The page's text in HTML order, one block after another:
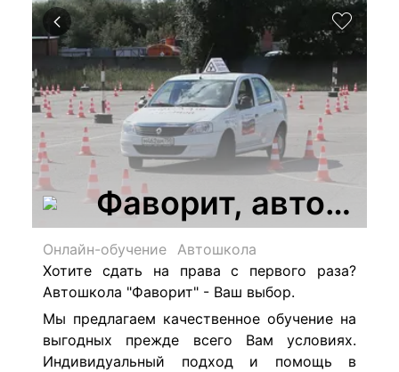
Фаворит,
Онлайн-обучение Автошкола
Хотите сдать на права с первого раза?
Автошкола "Фаворит" - Ваш выбор.
Мы предлагаем качественное обучение на
выгодных прежде всего Вам условиях.
Индивидуальный подход и помощь в